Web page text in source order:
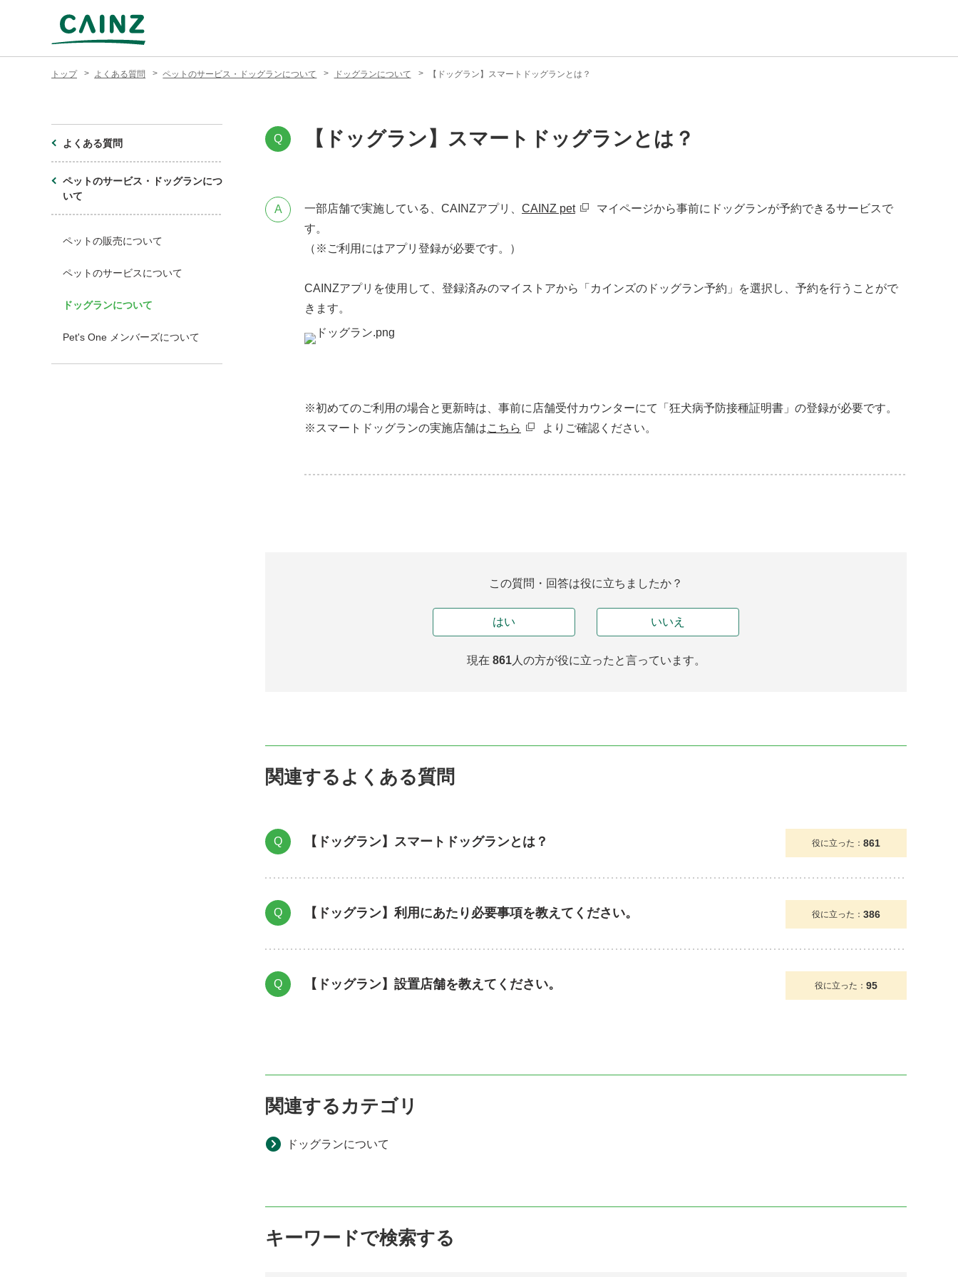
トップ よくある質問 ペットのサービス・ドッグランについて ドッグランについて 【ドッグラン】スマートドッグランとは？
Q 【ドッグラン】スマートドッグランとは？
A 一部店舗で実施している、CAINZアプリ、 CAINZ pet
マイページから事前にドッグランが予約できるサービスで
す。
（※ご利用にはアプリ登録が必要です。）
CAINZアプリを使用して、登録済みのマイストアから「カインズのドッグラン予約」を選択し、予約を行うことがで
きます。
※初めてのご利用の場合と更新時は、事前に店舗受付カウンターにて「狂犬病予防接種証明書」の登録が必要です。
※スマートドッグランの実施店舗はこちら よりご確認ください。
この質問・回答は役に立ちましたか？
はい いいえ
現在 861人の方が役に立ったと言っています。
関連するよくある質問
Q 【ドッグラン】スマートドッグランとは？ 役に立った： 861
Q 【ドッグラン】利用にあたり必要事項を教えてください。 役に立った： 386
Q 【ドッグラン】設置店舗を教えてください。 役に立った： 95
関連するカテゴリ
ドッグランについて
キーワードで検索する
よくある質問
ペットのサービス・ドッグランにつ
いて
ペットの販売について
ペットのサービスについて
ドッグランについて
Pet's One メンバーズについて